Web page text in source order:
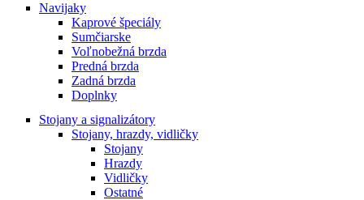
Navijaky
Kaprové špeciály
Sumčiarske
Voľnobežná brzda
Predná brzda
Zadná brzda
Doplnky
Stojany a signalizátory
Stojany, hrazdy, vidličky
Stojany
Hrazdy
Vidličky
Ostatné